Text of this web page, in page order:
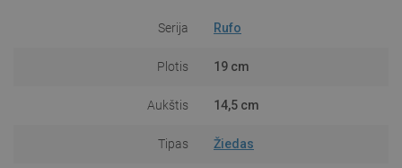
Serija Rufo
Plotis 19 cm
Aukštis 14,5 cm
Tipas Žiedas